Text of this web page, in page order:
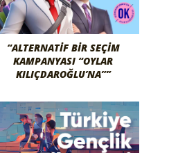
“ALTERNATIF BIR SEÇIM
KAMPANYASI “OYLAR
KILIÇDAROĞLU’NA””